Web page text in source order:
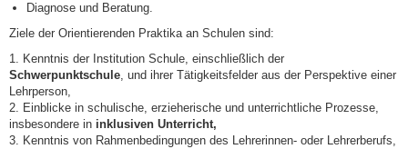
Diagnose und Beratung.
Ziele der Orientierenden Praktika an Schulen sind:
1. Kenntnis der Institution Schule, einschließlich der
Schwerpunktschule, und ihrer Tätigkeitsfelder aus der Perspektive einer
Lehrperson,
2. Einblicke in schulische, erzieherische und unterrichtliche Prozesse,
insbesondere in inklusiven Unterricht,
3. Kenntnis von Rahmenbedingungen des Lehrerinnen- oder Lehrerberufs,